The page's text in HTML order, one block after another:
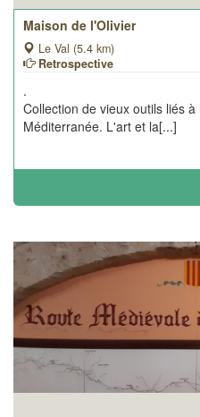
Maison de l'Olivier
Le Val (5.4 km)
Retrospective
.
Collection de vieux outils liés
Méditerranée. L'art et la[...]